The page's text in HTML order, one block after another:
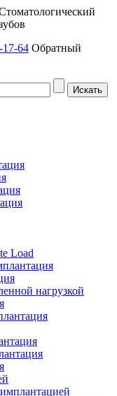
17-64 Обратный
Load
нагрузкой